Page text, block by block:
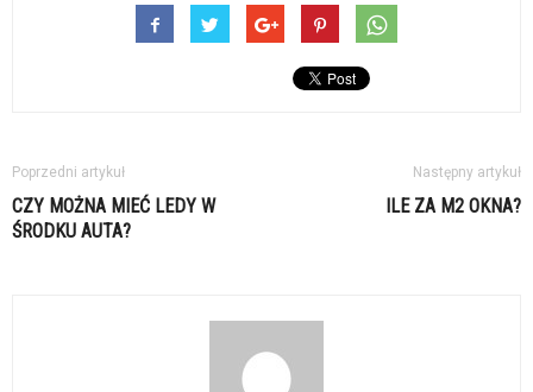
Poprzedni artykuł
CZY MOŻNA MIEĆ LEDY W
ŚRODKU AUTA?
Następny artykuł
ILE ZA M2 OKNA?